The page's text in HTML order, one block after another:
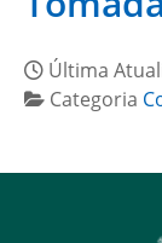
Última
Categoria